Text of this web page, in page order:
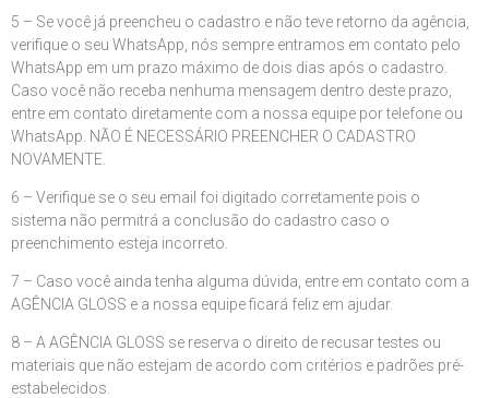
5 – Se você já preencheu o cadastro e não teve retorno da agência,
verifique o seu WhatsApp, nós sempre entramos em contato pelo
WhatsApp em um prazo máximo de dois dias após o cadastro.
Caso você não receba nenhuma mensagem dentro deste prazo,
entre em contato diretamente com a nossa equipe por telefone ou
WhatsApp. NÃO É NECESSÁRIO PREENCHER O CADASTRO
NOVAMENTE.
6 – Verifique se o seu email foi digitado corretamente pois o
sistema não permitrá a conclusão do cadastro caso o
preenchimento esteja incorreto.
7 – Caso você ainda tenha alguma dúvida, entre em contato com a
AGÊNCIA GLOSS e a nossa equipe ficará feliz em ajudar.
8 – A AGÊNCIA GLOSS se reserva o direito de recusar testes ou
materiais que não estejam de acordo com critérios e padrões pré-
estabelecidos.